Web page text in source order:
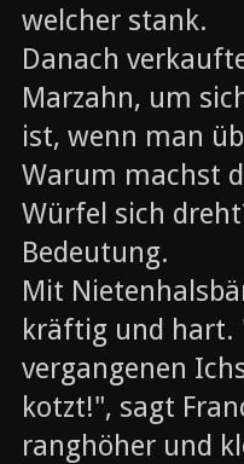
welcher stank.
Danach
Marzahn, um
ist, wenn man
Warum machst
Würfel sich
Bedeutung.
Mit
kräftig und hart.
vergangenen
kotzt!", sagt
ranghöher und